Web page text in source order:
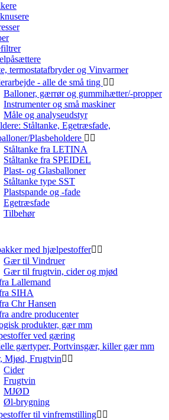
termostatafbryder og Vinvarmer
- alle de små ting  
Balloner, gærrør og gummihætter/-propper
Instrumenter og små maskiner
Måle og analyseudstyr
Ståltanke, Egetræsfade,
Plasbeholdere  
Ståltanke fra LETINA
Ståltanke fra SPEIDEL
Plast- og Glasballoner
Ståltanke type SST
Plastspande og -fade
Egetræsfade
Tilbehør
med hjælpestoffer 
Gær til Vindruer
Gær til frugtvin, cider og mjød
Lallemand
SIHA
Chr Hansen
andre producenter
produkter, gær mm
ved gæring
gærtyper, Portvinsgær, killer gær mm
Mjød, Frugtvin 
Cider
Frugtvin
MJØD
Øl-brygning
til vinfremstilling 